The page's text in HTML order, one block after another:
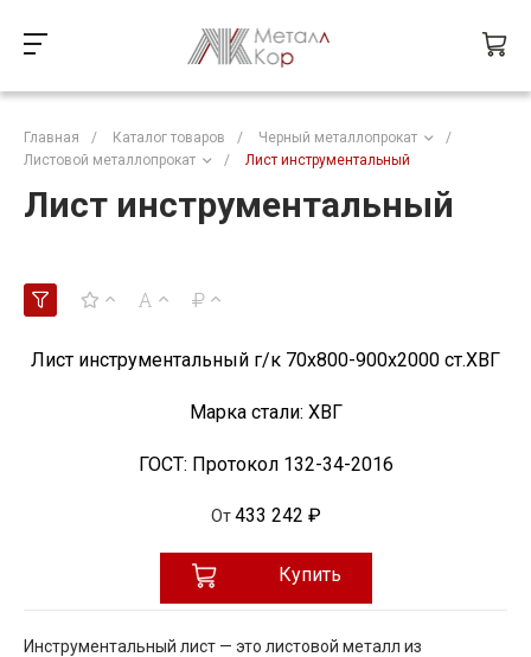
Главная / Каталог товаров / Черный металлопрокат
/
Листовой металлопрокат
/ Лист инструментальный
Лист инструментальный
Лист инструментальный г/к 70x800-900х2000 ст.ХВГ
Марка стали: ХВГ
ГОСТ: Протокол 132-34-2016
От 433 242 ₽
Купить
Инструментальный лист — это листовой металл из